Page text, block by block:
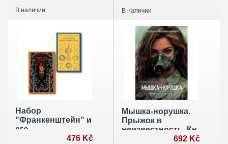
В наличии В наличии
Набор
"Франкенштейн" и
его
переосмысление
476 Kč
Мышка-норушка.
Прыжок в
неизвестность. Кн.
692 Kč